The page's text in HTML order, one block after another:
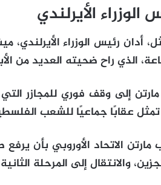
الوزراء الأيرلندي
أدان رئيس الوزراء
إلى وقف فوري للمجازر
تمثل عقابًا جماعيًا للشعب
مارتن الاتحاد الأوروبي بأن
والانتقال إلى المرحلة